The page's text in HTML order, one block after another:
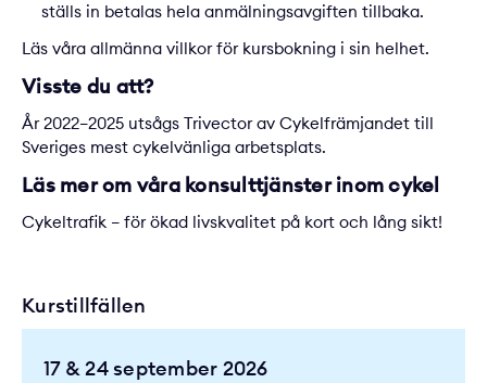
Kurstillfällen
17 & 24 september 2026
ställs in betalas hela anmälningsavgiften tillbaka.
Läs våra allmänna villkor för kursbokning i sin helhet.
Visste du att?
År 2022–2025 utsågs Trivector av Cykelfrämjandet till
Sveriges mest cykelvänliga arbetsplats.
Läs mer om våra konsulttjänster inom cykel
Cykeltrafik – för ökad livskvalitet på kort och lång sikt!